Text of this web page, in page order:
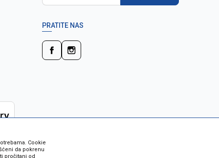
PRATITE NAS
Cookie
da pokrenu
pročitani od